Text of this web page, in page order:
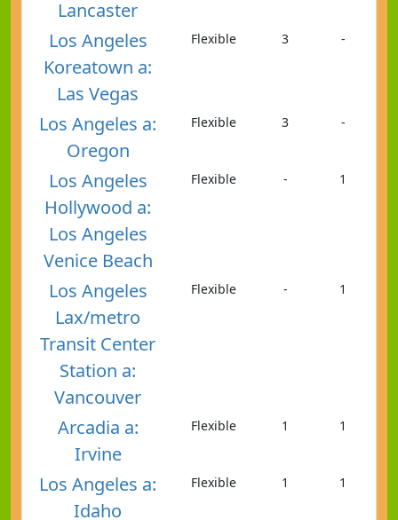
Lancaster
Los Angeles
Koreatown a:
Las Vegas
Flexible 3 -
Los Angeles a:
Oregon
Flexible 3 -
Los Angeles
Hollywood a:
Los Angeles
Venice Beach
Flexible - 1
Los Angeles
Lax/metro
Transit Center
Station a:
Vancouver
Flexible - 1
Arcadia a:
Irvine
Flexible 1 1
Los Angeles a:
Idaho
Flexible 1 1